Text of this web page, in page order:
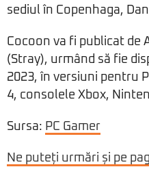
sediul în Copenhaga,
Cocoon va fi publicat de
(Stray), urmând să fie
2023, în versiuni pentru
4, consolele Xbox,
Sursa: PC Gamer
Ne puteți urmări și pe